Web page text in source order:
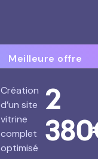
Meilleure offre
Création
d’un site
vitrine
complet
optimisé
2